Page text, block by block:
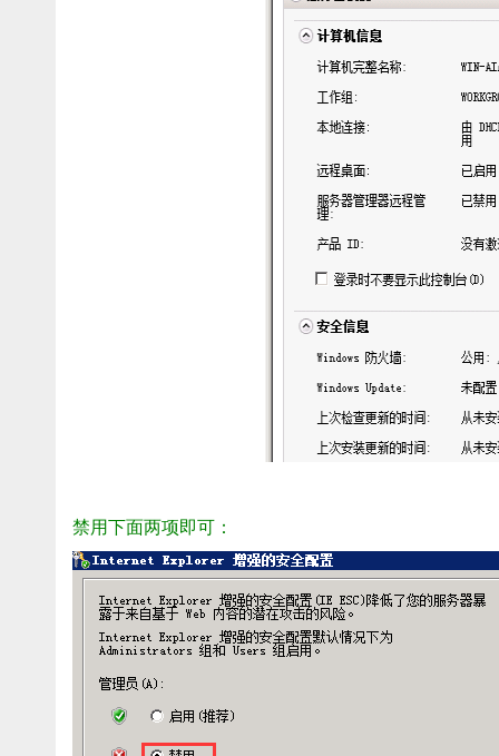
禁用下面两项即可：